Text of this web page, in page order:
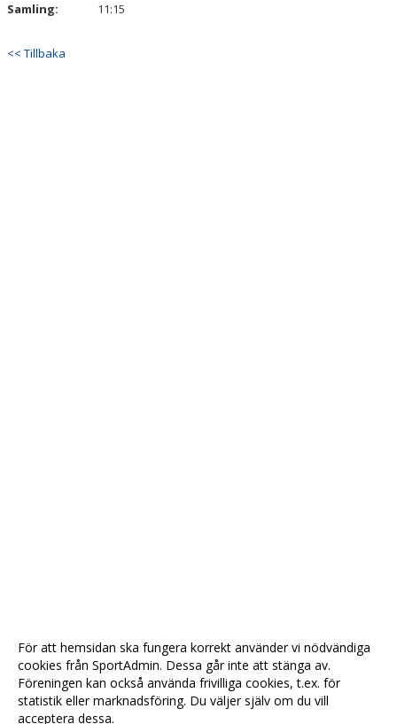
MATCHER
ÅRSMÖTEN
Samling:
11:15
<< Tillbaka
För att hemsidan ska fungera korrekt använder vi nödvändiga
cookies från SportAdmin. Dessa går inte att stänga av.
Föreningen kan också använda frivilliga cookies, t.ex. för
statistik eller marknadsföring. Du väljer själv om du vill
acceptera dessa.